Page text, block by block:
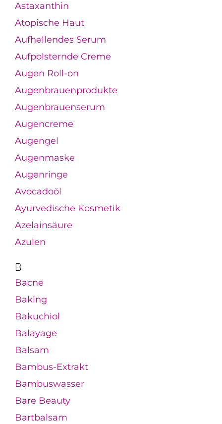
Astaxanthin
Atopische Haut
Aufhellendes Serum
Aufpolsternde Creme
Augen Roll-on
Augenbrauenprodukte
Augenbrauenserum
Augencreme
Augengel
Augenmaske
Augenringe
Avocadoöl
Ayurvedische Kosmetik
Azelainsäure
Azulen
B
Bacne
Baking
Bakuchiol
Balayage
Balsam
Bambus-Extrakt
Bambuswasser
Bare Beauty
Bartbalsam